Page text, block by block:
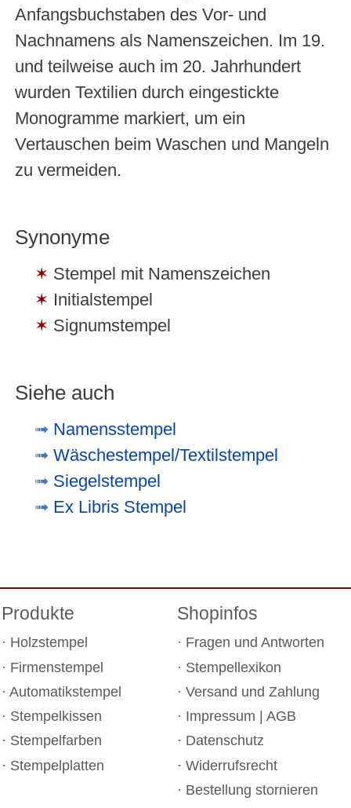
Anfangsbuchstaben des Vor- und
Nachnamens als Namenszeichen. Im 19.
und teilweise auch im 20. Jahrhundert
wurden Textilien durch eingestickte
Monogramme markiert, um ein
Vertauschen beim Waschen und Mangeln
zu vermeiden.
Synonyme
Stempel mit Namenszeichen
Initialstempel
Signumstempel
Siehe auch
Namensstempel
Wäschestempel/Textilstempel
Siegelstempel
Ex Libris Stempel
Produkte
Holzstempel
Firmenstempel
Automatikstempel
Stempelkissen
Stempelfarben
Stempelplatten
Shopinfos
Fragen und Antworten
Stempellexikon
Versand und Zahlung
Impressum
AGB
Datenschutz
Widerrufsrecht
Bestellung stornieren